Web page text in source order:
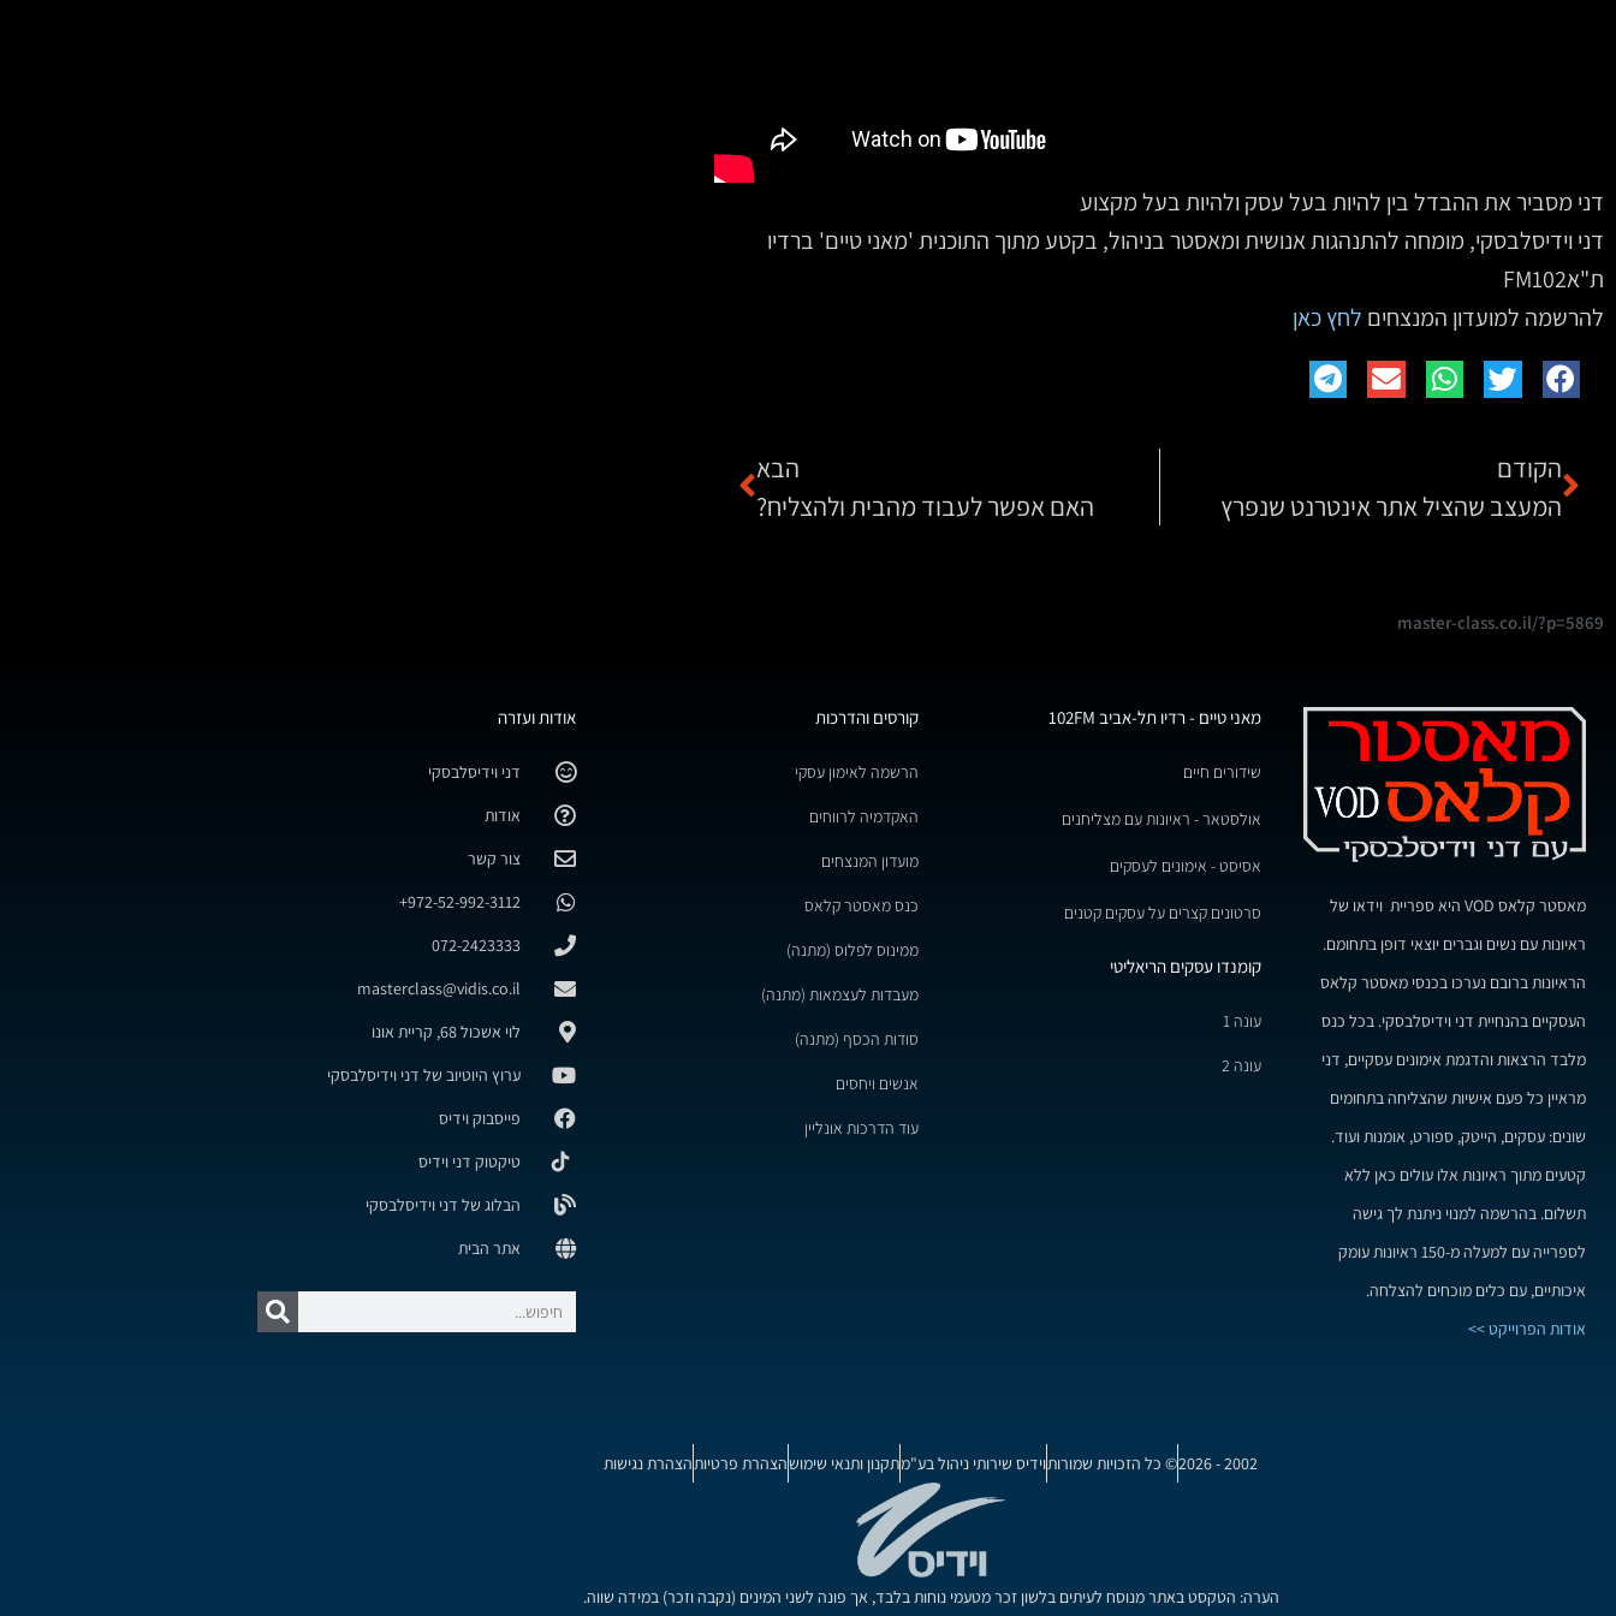
דני מסביר את ההבדל בין להיות בעל עסק ולהיות בעל מקצוע
דני וידיסלבסקי, מומחה להתנהגות אנושית ומאסטר בניהול, בקטע מתוך התוכנית 'מאני טיים' ברדיו
ת"אFM102
להרשמה למועדון המנצחים לחץ כאן
הקודם
המעצב שהציל אתר אינטרנט שנפרץ
הבא
האם אפשר לעבוד מהבית ולהצליח?
master-class.co.il/?p=5869
מאסטר קלאס VOD היא ספריית וידאו של
ראיונות עם נשים וגברים יוצאי דופן בתחומם.
הראיונות ברובם נערכו בכנסי מאסטר קלאס
העסקיים בהנחיית דני וידיסלבסקי. בכל כנס
מלבד הרצאות והדגמת אימונים עסקיים, דני
מראיין כל פעם אישיות שהצליחה בתחומים
שונים: עסקים, הייטק, ספורט, אומנות ועוד.
קטעים מתוך ראיונות אלו עולים כאן ללא
תשלום. בהרשמה למנוי ניתנת לך גישה
לספרייה עם למעלה מ-150 ראיונות עומק
איכותיים, עם כלים מוכחים להצלחה.
אודות הפרוייקט >>
מאני טיים - רדיו תל-אביב 102FM
שידורים חיים
אולסטאר - ראיונות עם מצליחנים
אסיסט - אימונים לעסקים
סרטונים קצרים על עסקים קטנים
קומנדו עסקים הריאליטי
עונה 1
עונה 2
קורסים והדרכות
הרשמה לאימון עסקי
האקדמיה לרווחים
מועדון המנצחים
כנס מאסטר קלאס
ממינוס לפלוס (מתנה)
מעבדות לעצמאות (מתנה)
סודות הכסף (מתנה)
אנשים ויחסים
עוד הדרכות אונליין
אודות ועזרה
דני וידיסלבסקי
אודות
צור קשר
972-52-992-3112+
072-2423333
masterclass@vidis.co.il
לוי אשכול 68, קריית אונו
ערוץ היוטיוב של דני וידיסלבסקי
פייסבוק וידיס
טיקטוק דני וידיס
הבלוג של דני וידיסלבסקי
אתר הבית
2002 - 2026 © כל הזכויות שמורותוידיס שירותי ניהול בע"מתקנון ותנאי שימושהצהרת פרטיותהצהרת נגישות
הערה: הטקסט באתר מנוסח לעיתים בלשון זכר מטעמי נוחות בלבד, אך פונה לשני המינים (נקבה וזכר) במידה שווה.